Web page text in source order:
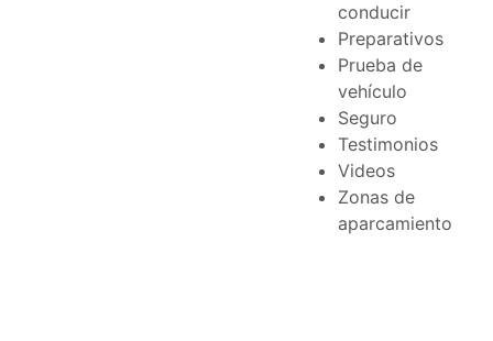
conducir
Preparativos
Prueba de
vehículo
Seguro
Testimonios
Videos
Zonas de
aparcamiento